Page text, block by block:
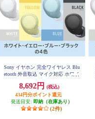
Sony イヤホン 完全ワイヤレス Blu
etooth 外音取込 マイク対応 ホワイ
8,692円
(税込)
434円分ポイント還元
発送目安: 即納（在庫あり）
(2件)